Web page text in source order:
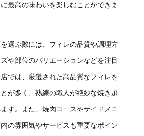
最高の味わいを楽しむことができま
選ぶ際には、フィレの品質や調理方
や部位のバリエーションなどを注目
では、厳選された高品質なフィレを
が多く、熟練の職人が絶妙な焼き加
す。また、焼肉コースやサイドメニ
の雰囲気やサービスも重要なポイン